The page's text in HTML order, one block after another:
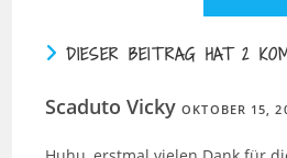
DIESER BEITRAG HAT 2
Scaduto VickyOKTOBER 15,